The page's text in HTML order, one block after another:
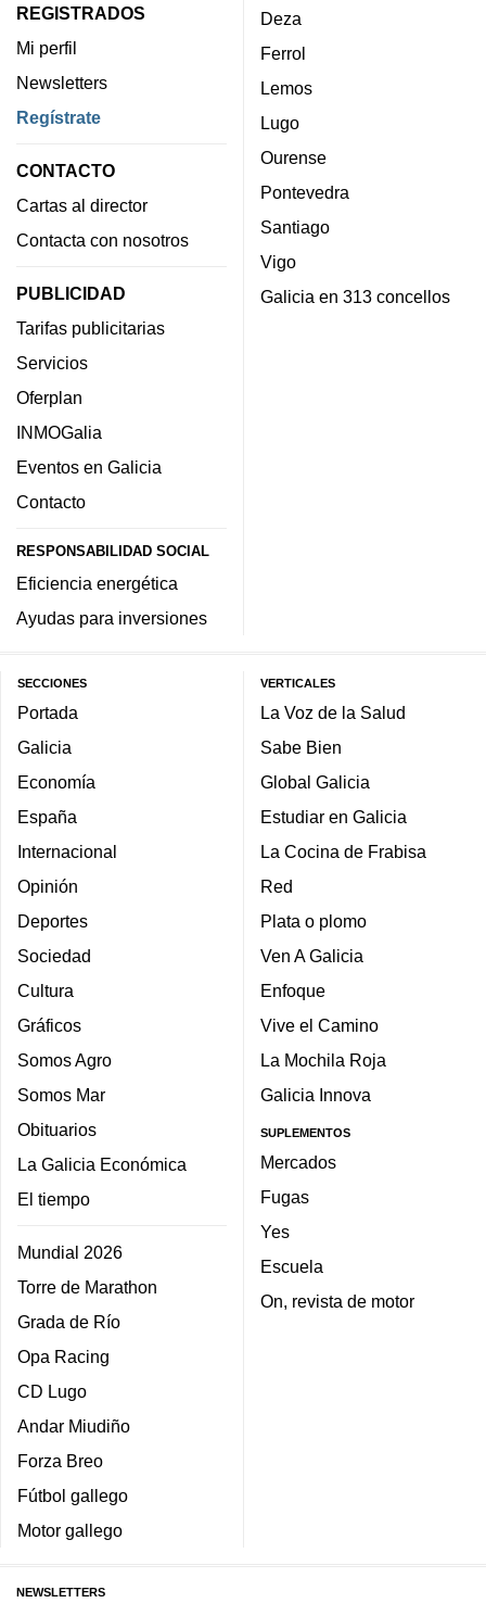
REGISTRADOS
Mi perfil
Newsletters
Regístrate
CONTACTO
Cartas al director
Contacta con nosotros
PUBLICIDAD
Tarifas publicitarias
Servicios
Oferplan
INMOGalia
Eventos en Galicia
Contacto
RESPONSABILIDAD SOCIAL
Eficiencia energética
Ayudas para inversiones
Deza
Ferrol
Lemos
Lugo
Ourense
Pontevedra
Santiago
Vigo
Galicia en 313 concellos
SECCIONES
Portada
Galicia
Economía
España
Internacional
Opinión
Deportes
Sociedad
Cultura
Gráficos
Somos Agro
Somos Mar
Obituarios
La Galicia Económica
El tiempo
Mundial 2026
Torre de Marathon
Grada de Río
Opa Racing
CD Lugo
Andar Miudiño
Forza Breo
Fútbol gallego
Motor gallego
VERTICALES
La Voz de la Salud
Sabe Bien
Global Galicia
Estudiar en Galicia
La Cocina de Frabisa
Red
Plata o plomo
Ven A Galicia
Enfoque
Vive el Camino
La Mochila Roja
Galicia Innova
SUPLEMENTOS
Mercados
Fugas
Yes
Escuela
On, revista de motor
NEWSLETTERS